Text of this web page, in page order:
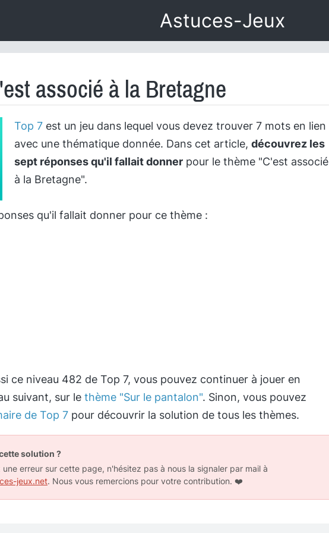
Astuces-Jeux
associé à la Bretagne
Top 7 est un jeu dans lequel vous devez trouver 7 mots en lien
avec une thématique donnée. Dans cet article, découvrez les
sept réponses qu'il fallait donner pour le thème "C'est associé
à la Bretagne".
qu'il fallait donner pour ce thème :
ce niveau 482 de Top 7, vous pouvez continuer à jouer en
suivant, sur le thème "Sur le pantalon". Sinon, vous pouvez
de Top 7 pour découvrir la solution de tous les thèmes.
solution ?
erreur sur cette page, n'hésitez pas à nous la signaler par mail à
jeux.net. Nous vous remercions pour votre contribution. ❤️